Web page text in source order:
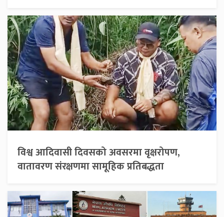
विश्व आदिवासी दिवसको अवसरमा वृक्षरोपण,
वातावरण संरक्षणमा सामूहिक प्रतिबद्धता